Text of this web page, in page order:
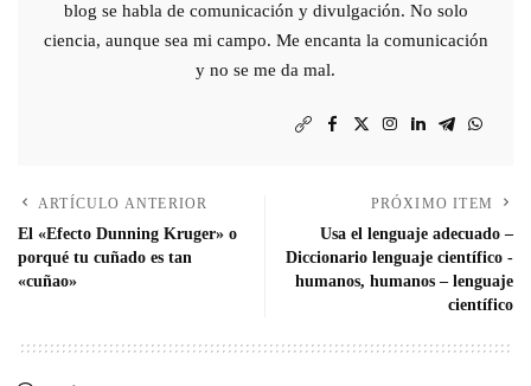
blog se habla de comunicación y divulgación. No solo
ciencia, aunque sea mi campo. Me encanta la comunicación
y no se me da mal.
ARTÍCULO ANTERIOR
El «Efecto Dunning Kruger» o
porqué tu cuñado es tan
«cuñao»
PRÓXIMO ITEM
Usa el lenguaje adecuado –
Diccionario lenguaje científico -
humanos, humanos – lenguaje
científico